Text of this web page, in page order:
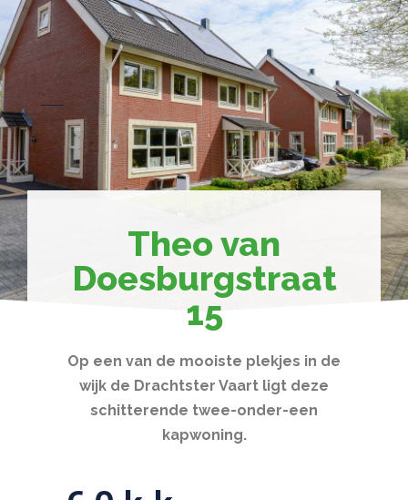
Theo van
Doesburgstraat
15
Op een van de mooiste plekjes in de
wijk de Drachtster Vaart ligt deze
schitterende twee-onder-een
kapwoning.